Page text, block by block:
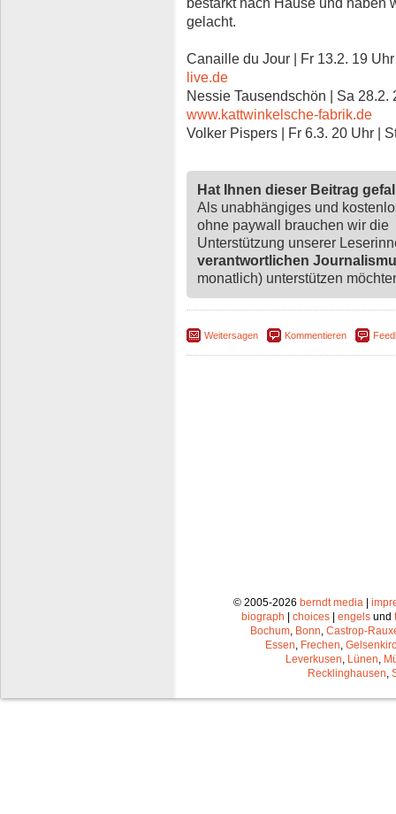
gelacht.
Canaille du Jour | Fr 13.2. 19
live.de
Nessie Tausendschön | Sa
www.kattwinkelsche-fabrik.de
Volker Pispers | Fr 6.3. 20 Uhr |
Hat Ihnen dieser Beitrag
Als unabhängiges und
ohne paywall brauchen wir die
Unterstützung unserer
verantwortlichen
monatlich) unterstützen
Weitersagen Kommentieren
© 2005-2026 berndt media|
biograph
choices engels und
Bochum, Bonn, Castrop-
Essen, Frechen,
Leverkusen, Lünen,
Recklinghausen,